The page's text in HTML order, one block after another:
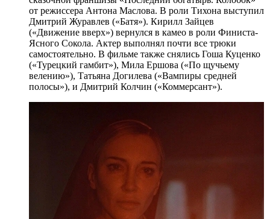
от режиссера Антона Маслова. В роли Тихона выступил
Дмитрий Журавлев («Батя»). Кирилл Зайцев
(«Движение вверх») вернулся в камео в роли Финиста-
Ясного Сокола. Актер выполнял почти все трюки
самостоятельно. В фильме также снялись Гоша Куценко
(«Турецкий гамбит»), Мила Ершова («По щучьему
велению»), Татьяна Догилева («Вампиры средней
полосы»), и Дмитрий Колчин («Коммерсант»).